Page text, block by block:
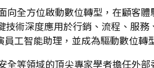
全方位啟動數位轉型，在顧客體
術深度應用於行銷、流程、服務
工智能助理，並成為驅動數位轉
等領域的頂尖專家學者擔任外